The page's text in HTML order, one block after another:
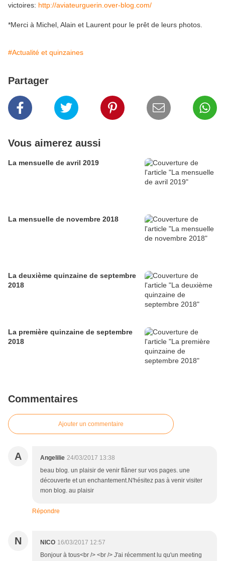
victoires: http://aviateurguerin.over-blog.com/
*Merci à Michel, Alain et Laurent pour le prêt de leurs photos.
#Actualité et quinzaines
Partager
Vous aimerez aussi
La mensuelle de avril 2019
La mensuelle de novembre 2018
La deuxième quinzaine de septembre
2018
La première quinzaine de septembre
2018
Commentaires
Ajouter un commentaire
A Angelilie 24/03/2017 13:38
beau blog. un plaisir de venir flâner sur vos pages. une
découverte et un enchantement.N'hésitez pas à venir visiter
mon blog. au plaisir
Répondre
N NICO 16/03/2017 12:57
Bonjour à tous<br /> <br /> J'ai récemment lu qu'un meeting